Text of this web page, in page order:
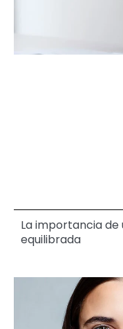
La importancia
equilibrada